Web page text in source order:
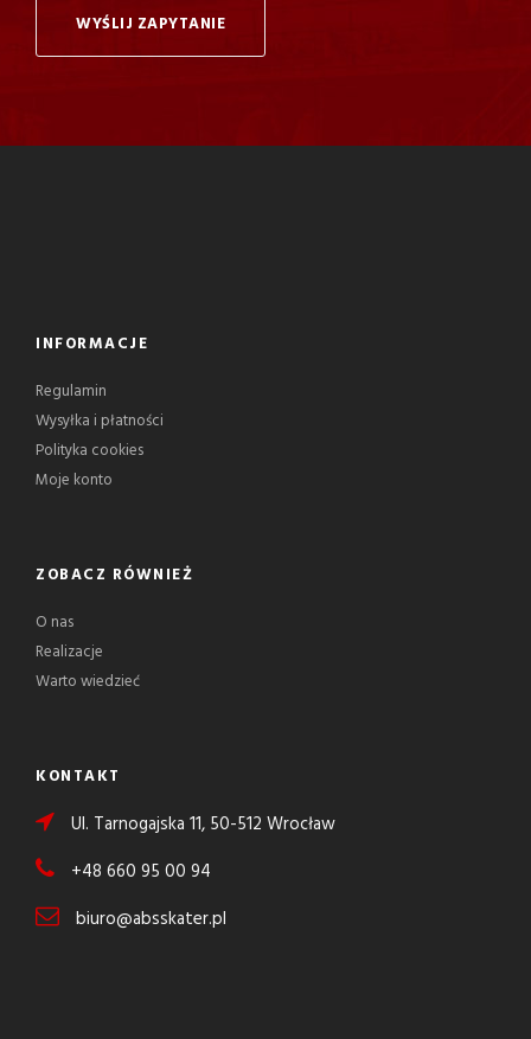
WYŚLIJ ZAPYTANIE
INFORMACJE
Regulamin
Wysyłka i płatności
Polityka cookies
Moje konto
ZOBACZ RÓWNIEŻ
O nas
Realizacje
Warto wiedzieć
KONTAKT
Ul. Tarnogajska 11, 50-512 Wrocław
+48 660 95 00 94
biuro@absskater.pl